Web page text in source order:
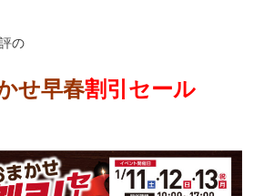
の
せ早春割引セール